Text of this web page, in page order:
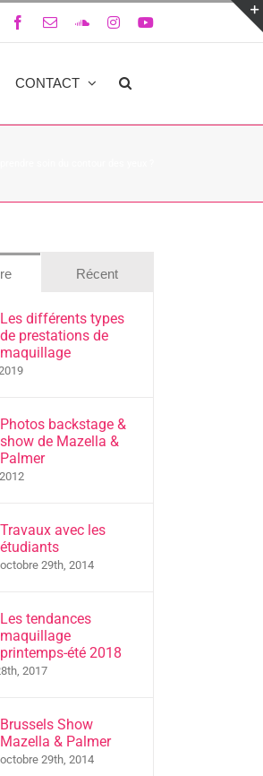
Facebook
EmailSoundCloud
InstagramYouTube
CONTACT
Récent
Les différents types
de prestations de
maquillage
Photos backstage &
show de Mazella &
Palmer
Travaux avec les
étudiants
octobre 29th, 2014
Les tendances
maquillage
printemps-été 2018
2017
Brussels Show
Mazella & Palmer
octobre 29th, 2014